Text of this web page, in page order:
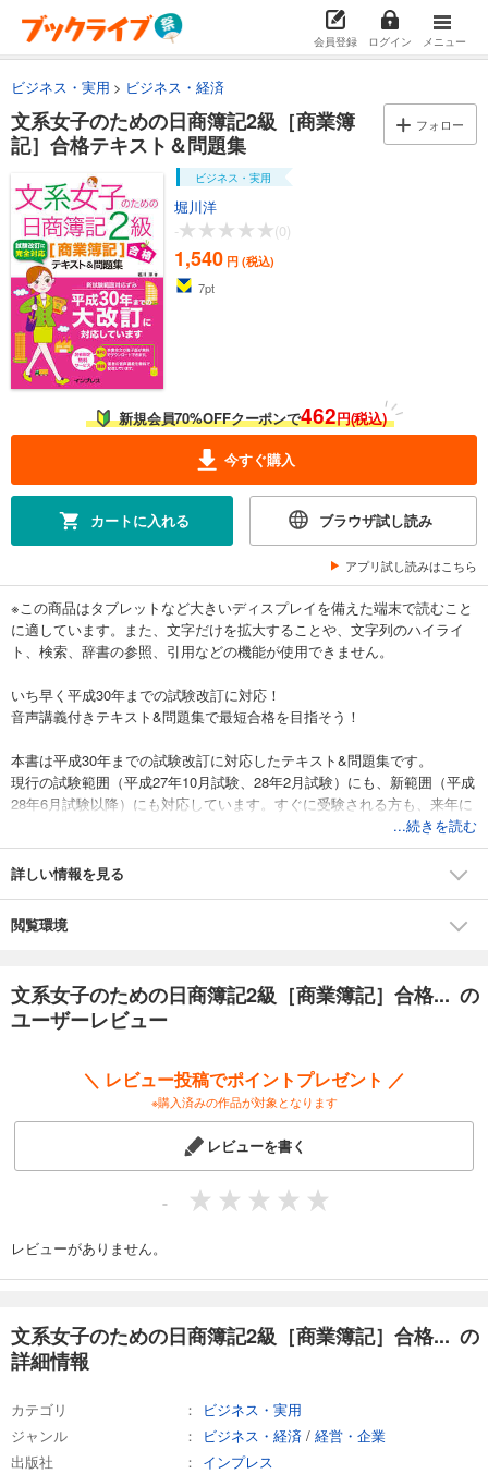
会員登録 ログイン メニュー
ビジネス・実用 ビジネス・経済
文系女子のための日商簿記2級［商業簿
記］合格テキスト＆問題集
フォロー
ビジネス・実用
堀川洋
-
(0)
1,540 円 (税込)
7pt
新規会員70%OFFクーポンで462円(税込)
今すぐ購入
カートに入れる ブラウザ試し読み
アプリ試し読みはこちら
※この商品はタブレットなど大きいディスプレイを備えた端末で読むこと
に適しています。また、文字だけを拡大することや、文字列のハイライ
ト、検索、辞書の参照、引用などの機能が使用できません。
いち早く平成30年までの試験改訂に対応！
音声講義付きテキスト&問題集で最短合格を目指そう！
本書は平成30年までの試験改訂に対応したテキスト&問題集です。
現行の試験範囲（平成27年10月試験、28年2月試験）にも、新範囲（平成
28年6月試験以降）にも対応しています。すぐに受験される方も、来年に
向けてこれから準備される方にも最適な内容となっています。
数学が苦手な文系女子のまゆこさんが、ベテラン講師からじっくり学ぶ
また、本書は3級の要点をフォローしながら解説を進めているので、3級
合格から間が空いている方や、2級から受験される方でも無理なく学習で
簿記2級［工業簿記］合格テキスト＆問題集』とあわせてご活用くださ
い。
さらに、通勤、通学ほか、いろいろなシチュエーションのながら学習を
（PDF）が無料ダウンロードできるほか、最新受験情報も随時公開。
合格力アップをさまざまな角度からサポートする読者特典*が盛りだくさ
んで超お得なテキストです。
(読者登録あり。ダウンロード提供には期限があります)］
...続きを読む
詳しい情報を見る
閲覧環境
文系女子のための日商簿記2級［商業簿記］合格... の
ユーザーレビュー
＼ レビュー投稿でポイントプレゼント ／
※購入済みの作品が対象となります
レビューを書く
-
レビューがありません。
文系女子のための日商簿記2級［商業簿記］合格... の
詳細情報
カテゴリ
ビジネス・実用
ジャンル
ビジネス・経済 / 経営・企業
出版社
インプレス